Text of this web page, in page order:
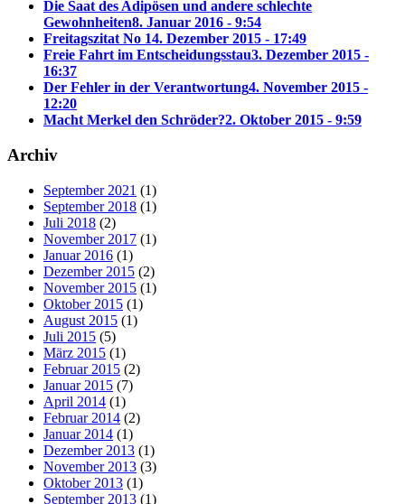
Die Saat des Adipösen und andere schlechte
Gewohnheiten8. Januar 2016 - 9:54
Freitagszitat No 14. Dezember 2015 - 17:49
Freie Fahrt im Entscheidungsstau3. Dezember 2015 -
16:37
Der Fehler in der Verantwortung4. November 2015 -
12:20
Macht Merkel den Schröder?2. Oktober 2015 - 9:59
Archiv
September 2021 (1)
September 2018 (1)
Juli 2018 (2)
November 2017 (1)
Januar 2016 (1)
Dezember 2015 (2)
November 2015 (1)
Oktober 2015 (1)
August 2015 (1)
Juli 2015 (5)
März 2015 (1)
Februar 2015 (2)
Januar 2015 (7)
April 2014 (1)
Februar 2014 (2)
Januar 2014 (1)
Dezember 2013 (1)
November 2013 (3)
Oktober 2013 (1)
September 2013 (1)